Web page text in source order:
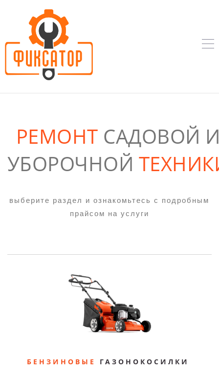
РЕМОНТ САДОВОЙ
УБОРОЧНОЙ ТЕ
выберите раздел и ознакомьтесь с подробным
прайсом на услуги
БЕНЗИНОВЫЕ ГАЗОНОКОСИЛКИ